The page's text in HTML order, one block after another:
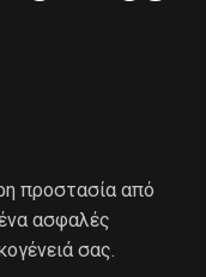
προστασία από
ασφαλές
σας.